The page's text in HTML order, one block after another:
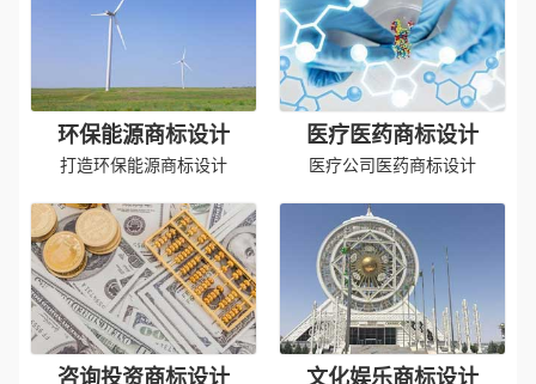
环保能源商标设计
打造环保能源商标设计
医疗医药商标设计
医疗公司医药商标设计
咨询投资商标设计 文化娱乐商标设计